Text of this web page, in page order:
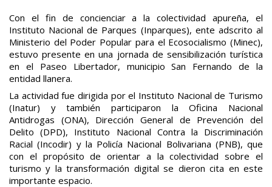
Con el fin de concienciar a la colectividad apureña, el
Instituto Nacional de Parques (Inparques), ente adscrito al
Ministerio del Poder Popular para el Ecosocialismo (Minec),
estuvo presente en una jornada de sensibilización turística
en el Paseo Libertador, municipio San Fernando de la
entidad llanera.
La actividad fue dirigida por el Instituto Nacional de Turismo
(Inatur) y también participaron la Oficina Nacional
Antidrogas (ONA), Dirección General de Prevención del
Delito (DPD), Instituto Nacional Contra la Discriminación
Racial (Incodir) y la Policía Nacional Bolivariana (PNB), que
con el propósito de orientar a la colectividad sobre el
turismo y la transformación digital se dieron cita en este
importante espacio.